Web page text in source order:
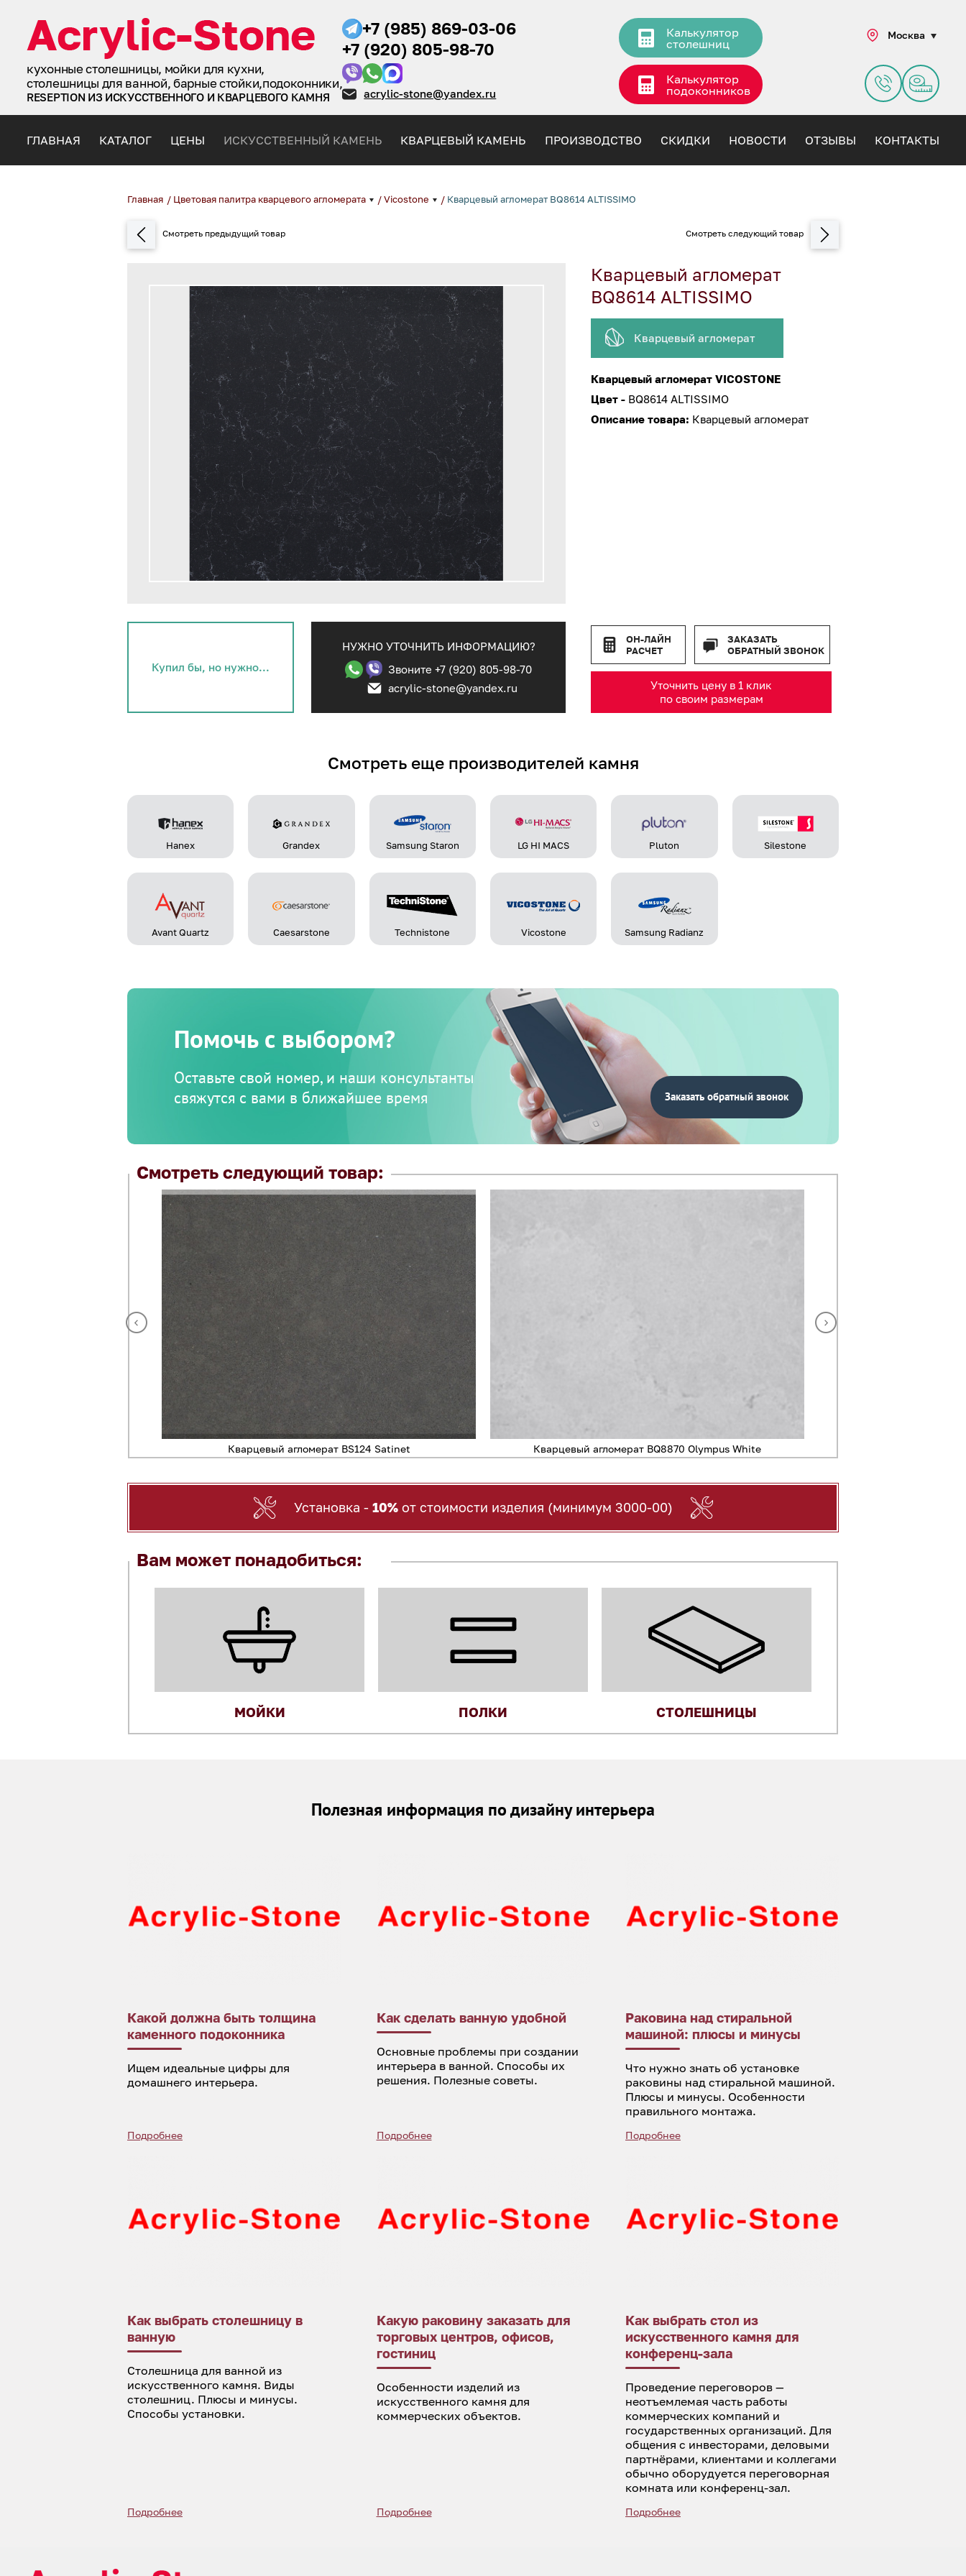
кухонные столешницы, мойки для кухни,
столешницы для ванной, барные стойки,подоконники,
RESEPTION ИЗ ИСКУССТВЕННОГО И КВАРЦЕВОГО КАМНЯ
+7 (985) 869-03-06
+7 (920) 805-98-70
acrylic-stone@yandex.ru
Калькулятор
столешниц
Калькулятор
подоконников
Москва
ГЛАВНАЯ КАТАЛОГ ЦЕНЫ ИСКУССТВЕННЫЙ КАМЕНЬ КВАРЦЕВЫЙ КАМЕНЬ ПРОИЗВОДСТВО СКИДКИ НОВОСТИ ОТЗЫВЫ КОНТАКТЫ
Главная / Цветовая палитра кварцевого агломерата /Vicostone / Кварцевый агломерат BQ8614 ALTISSIMO
Купил бы, но нужно...
НУЖНО УТОЧНИТЬ ИНФОРМАЦИЮ?
Звоните +7 (920) 805-98-70
acrylic-stone@yandex.ru
Кварцевый агломерат
BQ8614 ALTISSIMO
Кварцевый агломерат
Кварцевый агломерат VICOSTONE
Цвет - BQ8614 ALTISSIMO
Описание товара: Кварцевый агломерат
ОН-ЛАЙН
РАСЧЕТ
ЗАКАЗАТЬ
ОБРАТНЫЙ ЗВОНОК
Уточнить цену в 1 клик
по своим размерам
Смотреть еще производителей камня
Hanex Grandex Samsung Staron LG HI MACS Pluton Silestone
Avant Quartz Caesarstone Technistone Vicostone Samsung Radianz
Помочь с выбором?
Оставьте свой номер, и наши консультанты
свяжутся с вами в ближайшее время
Заказать обратный звонок
Смотреть следующий товар:
Кварцевый агломерат BS124 Satinet Кварцевый агломерат BQ8870 Olympus White
Установка - 10%от стоимости изделия (минимум 3000-00)
Вам может понадобиться:
МОЙКИ ПОЛКИ СТОЛЕШНИЦЫ
Полезная информация по дизайну интерьера
Какой должна быть толщина
каменного подоконника
Ищем идеальные цифры для
домашнего интерьера.
Подробнее
Как сделать ванную удобной
Основные проблемы при создании
интерьера в ванной. Способы их
решения. Полезные советы.
Подробнее
Раковина над стиральной
машиной: плюсы и минусы
Что нужно знать об установке
раковины над стиральной машиной.
Плюсы и минусы. Особенности
правильного монтажа.
Подробнее
Как выбрать столешницу в
ванную
Столешница для ванной из
искусственного камня. Виды
столешниц. Плюсы и минусы.
Способы установки.
Подробнее
Какую раковину заказать для
торговых центров, офисов,
гостиниц
Особенности изделий из
искусственного камня для
коммерческих объектов.
Подробнее
Как выбрать стол из
искусственного камня для
конференц-зала
Проведение переговоров —
неотъемлемая часть работы
коммерческих компаний и
государственных организаций. Для
общения с инвесторами, деловыми
партнёрами, клиентами и коллегами
обычно оборудуется переговорная
комната или конференц-зал.
Подробнее